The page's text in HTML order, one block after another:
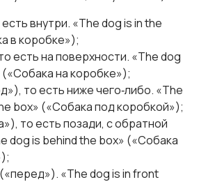
внутри. «The dog is in the
в коробке»);
есть на поверхности. «The dog
на коробке»);
то есть ниже чего‑либо. «The
box» («Собака под коробкой»);
то есть позади, с обратной
dog is behind the box» («Собака
(«перед»). «The dog is in front